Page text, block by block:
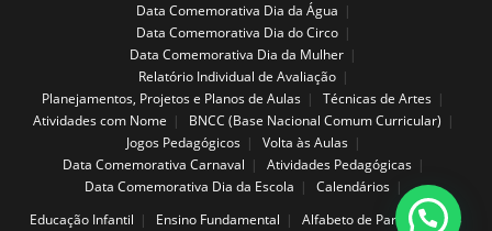
Data Comemorativa Dia da Água
Data Comemorativa Dia do Circo
Data Comemorativa Dia da Mulher
Relatório Individual de Avaliação
Planejamentos, Projetos e Planos de Aulas
Técnicas de Artes
Atividades com Nome
BNCC (Base Nacional Comum Curricular)
Jogos Pedagógicos
Volta às Aulas
Data Comemorativa Carnaval
Atividades Pedagógicas
Data Comemorativa Dia da Escola
Calendários
Educação Infantil
Ensino Fundamental Alfabeto de Parede